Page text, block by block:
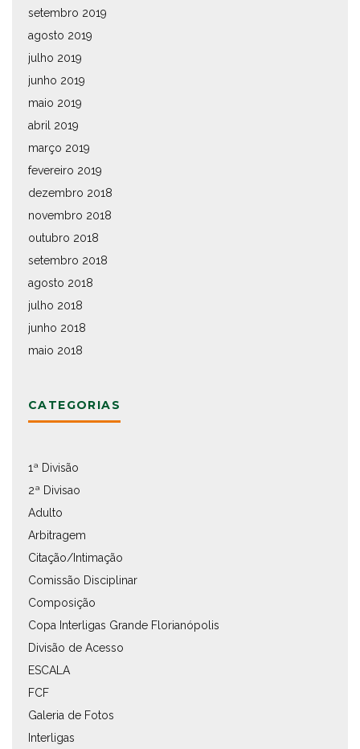
setembro 2019
agosto 2019
julho 2019
junho 2019
maio 2019
abril 2019
março 2019
fevereiro 2019
dezembro 2018
novembro 2018
outubro 2018
setembro 2018
agosto 2018
julho 2018
junho 2018
maio 2018
CATEGORIAS
1ª Divisão
2ª Divisao
Adulto
Arbitragem
Citação/Intimação
Comissão Disciplinar
Composição
Copa Interligas Grande Florianópolis
Divisão de Acesso
ESCALA
FCF
Galeria de Fotos
Interligas